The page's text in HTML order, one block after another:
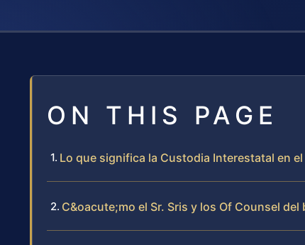
ON THIS PAGE
Lo que significa la Custodia Interestatal en
C&oacute;mo el Sr. Sris y los Of Counsel